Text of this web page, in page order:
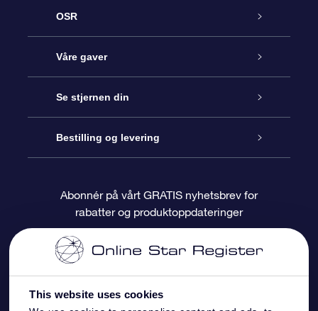
This website uses cookies
OSR
Kundeservice
Kontakt oss
Bloggen
Anmeldelser
Våre gaver
Online Stjernegave
OSR Gavepakke
OSR-gavekortet
Bedriftsgaver
Se stjernen din
Star Register
Pesontilpasset stjerneside
One Million Stars
OSR Starsaver
Bestilling og levering
Betalingsinformasjon
Fraktinformasjon
Returpolicy
Abonnér på vårt GRATIS nyhetsbrev for
rabatter og produktoppdateringer